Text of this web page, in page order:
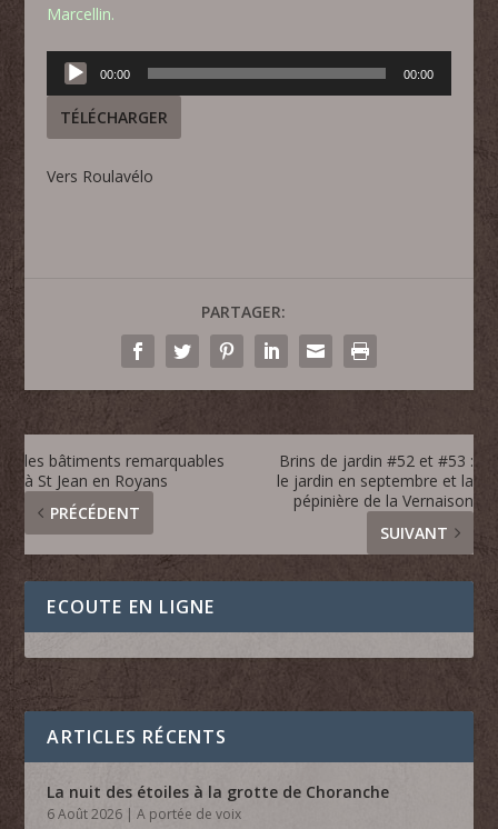
Marcellin.
Lecteur
audio
00:00 00:00
TÉLÉCHARGER
Vers Roulavélo
PARTAGER:
les bâtiments remarquables
à St Jean en Royans
PRÉCÉDENT
Brins de jardin #52 et #53 :
le jardin en septembre et la
pépinière de la Vernaison
SUIVANT
ECOUTE EN LIGNE
ARTICLES RÉCENTS
La nuit des étoiles à la grotte de Choranche
6 Août 2026 |A portée de voix